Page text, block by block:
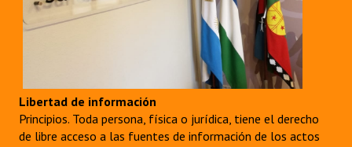
Libertad de información
Principios. Toda persona, física o jurídica, tiene el derecho
de libre acceso a las fuentes de información de los actos